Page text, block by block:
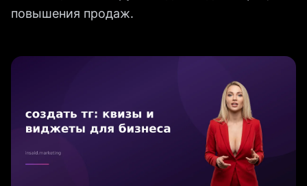
повышения продаж.